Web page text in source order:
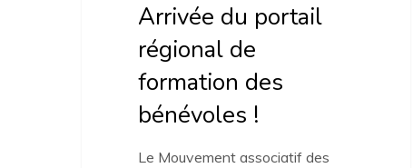
Arrivée du portail
régional de
formation des
bénévoles !
Le Mouvement associatif des